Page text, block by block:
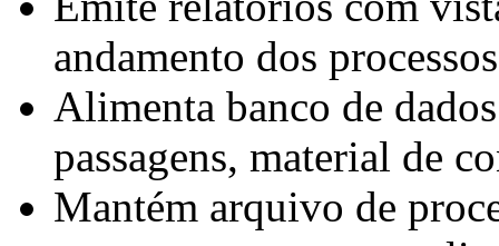
andamento dos
Alimenta banco de
passagens, material de
Mantém arquivo de